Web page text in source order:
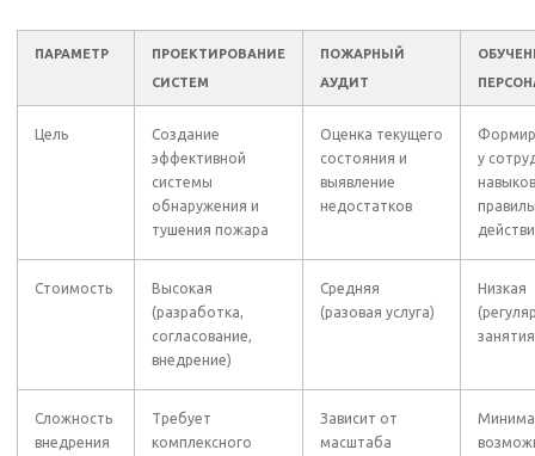
ПАРАМЕТР
ПРОЕКТИРОВАНИЕ
СИСТЕМ
ПОЖАРНЫЙ
АУДИТ
Цель
Создание
эффективной
системы
обнаружения и
тушения пожара
Оценка текущего
состояния и
выявление
недостатков
у
навыков
Стоимость
Высокая
(разработка,
согласование,
внедрение)
Средняя
(разовая услуга)
Низкая
Сложность
внедрения
Требует
комплексного
Зависит от
масштаба